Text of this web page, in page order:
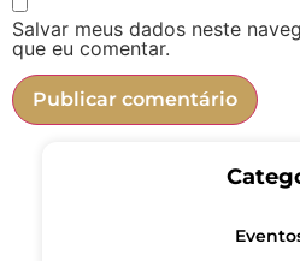
Salvar meus dados neste
que eu comentar.